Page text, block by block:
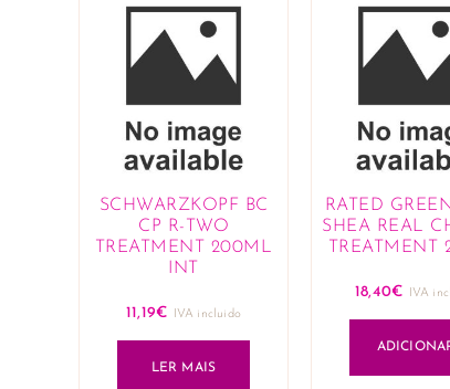
SCHWARZKOPF BC
CP R-TWO
TREATMENT 200ML
INT
11,19€ IVA incluido
LER MAIS
RATED
SHEA REAL
TREATMENT
18,40€ IVA